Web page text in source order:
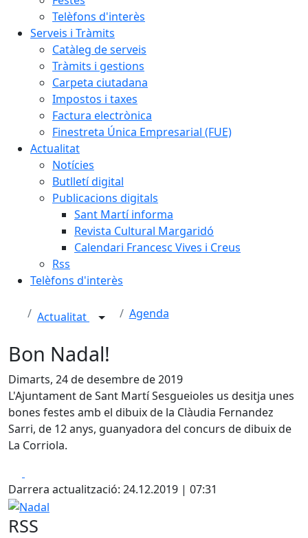
Telèfons d'interès
Serveis i Tràmits
Catàleg de serveis
Tràmits i gestions
Carpeta ciutadana
Impostos i taxes
Factura electrònica
Finestreta Única Empresarial (FUE)
Actualitat
Notícies
Butlletí digital
Publicacions digitals
Sant Martí informa
Revista Cultural Margaridó
Calendari Francesc Vives i Creus
Rss
Telèfons d'interès
Actualitat Agenda
Bon Nadal!
Dimarts, 24 de desembre de 2019
L'Ajuntament de Sant Martí Sesgueioles us desitja unes
bones festes amb el dibuix de la Clàudia Fernandez
Sarri, de 12 anys, guanyadora del concurs de dibuix de
La Corriola. ⁣
Darrera actualització: 24.12.2019 | 07:31
Nadal
RSS